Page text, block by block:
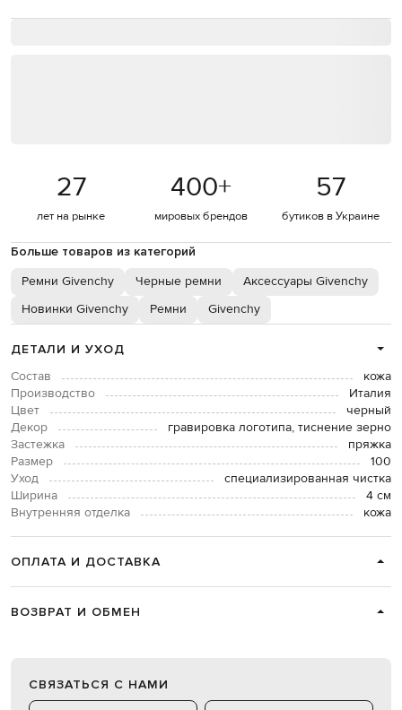
27
лет на рынке
400+
мировых брендов
57
бутиков в Украине
Больше товаров из категорий
Ремни Givenchy Черные ремни
Аксессуары Givenchy
Новинки Givenchy
Ремни Givenchy
ДЕТАЛИ И УХОД
Состав
кожа
Производство
Италия
Цвет
черный
Декор
гравировка логотипа, тиснение зерно
Застежка
пряжка
Размер
100
Уход
специализированная чистка
Ширина
4 см
Внутренняя отделка
кожа
ОПЛАТА И ДОСТАВКА
ВОЗВРАТ И ОБМЕН
СВЯЗАТЬСЯ С НАМИ